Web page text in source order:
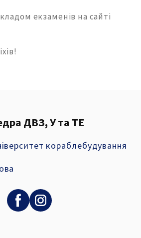
екзаменів на сайті
ДВЗ, У та ТЕ
кораблебудування